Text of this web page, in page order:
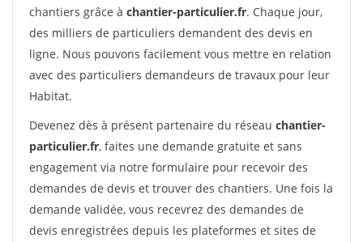
chantiers grâce à chantier-particulier.fr. Chaque jour,
des milliers de particuliers demandent des devis en
ligne. Nous pouvons facilement vous mettre en relation
avec des particuliers demandeurs de travaux pour leur
Habitat.
Devenez dès à présent partenaire du réseau chantier-
particulier.fr, faites une demande gratuite et sans
engagement via notre formulaire pour recevoir des
demandes de devis et trouver des chantiers. Une fois la
demande validée, vous recevrez des demandes de
devis enregistrées depuis les plateformes et sites de